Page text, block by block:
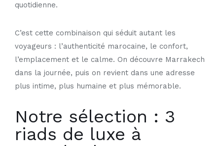
quotidienne.
C’est cette combinaison qui séduit autant les
voyageurs : l’authenticité marocaine, le confort,
l’emplacement et le calme. On découvre Marrakech
dans la journée, puis on revient dans une adresse
plus intime, plus humaine et plus mémorable.
Notre sélection : 3
riads de luxe à